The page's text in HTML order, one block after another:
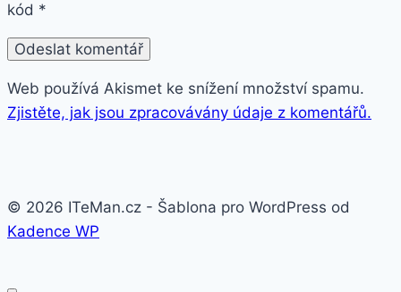
kód *
Web používá Akismet ke snížení množství spamu.
Zjistěte, jak jsou zpracovávány údaje z komentářů.
© 2026 ITeMan.cz - Šablona pro WordPress od
Kadence WP